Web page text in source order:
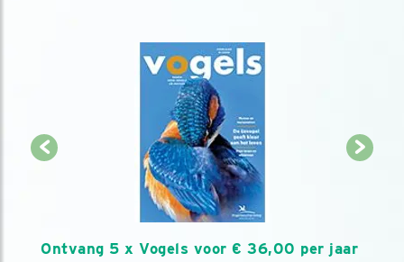
Ontvang 5 x Vogels voor € 36,00 per jaar